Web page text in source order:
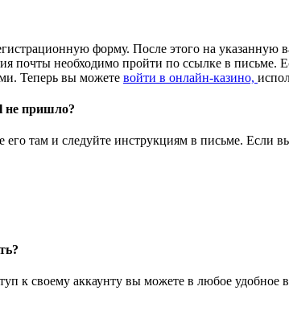
форму. После этого на указанную
необходимо пройти по ссылке в письме.
Теперь вы можете войти в онлайн-казино,
не пришло?
там и следуйте инструкциям в письме. Если
к своему аккаунту вы можете в любое удобное